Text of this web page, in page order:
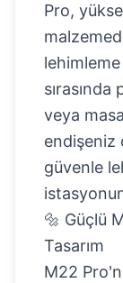
Pro,
lehimleme
veya
endişeniz
güvenle
🔩 Güçlü
Tasarım
M22